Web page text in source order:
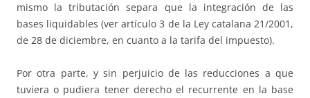
mismo la tributación separa que la integración de las
bases liquidables (ver artículo 3 de la Ley catalana 21/2001,
de 28 de diciembre, en cuanto a la tarifa del impuesto).
Por otra parte, y sin perjuicio de las reducciones a que
tuviera o pudiera tener derecho el recurrente en la base